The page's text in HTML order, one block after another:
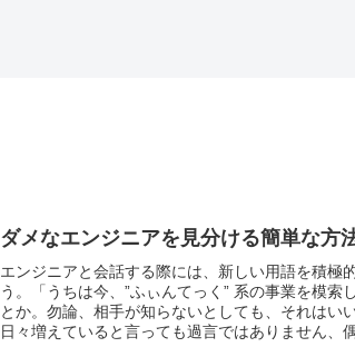
ダメなエンジニアを見分ける簡単な方
エンジニアと会話する際には、新しい用語を積極
う。「うちは今、”ふぃんてっく” 系の事業を模索
とか。勿論、相手が知らないとしても、それはい
日々増えていると言っても過言ではありません、